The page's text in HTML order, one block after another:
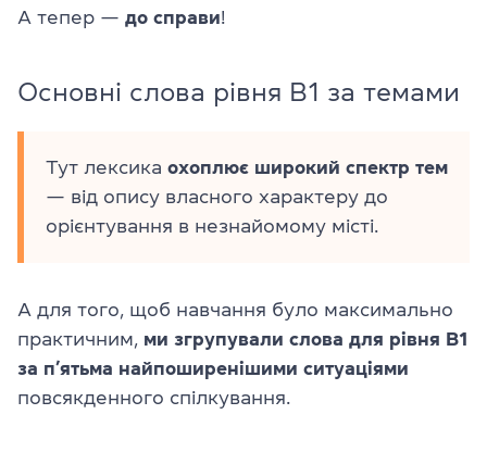
А тепер — до справи!
Основні слова рівня B1 за темами
Тут лексика охоплює широкий спектр тем
— від опису власного характеру до
орієнтування в незнайомому місті.
А для того, щоб навчання було максимально
практичним, ми згрупували слова для рівня B1
за п’ятьма найпоширенішими ситуаціями
повсякденного спілкування.